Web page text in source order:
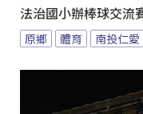
法治國小辦棒球交流
原鄉 體育 南投仁愛